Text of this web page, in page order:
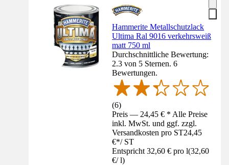
Hammerite Metallschutzlack
Ultima Ral 9016 verkehrsweiß
matt 750 ml
Durchschnittliche Bewertung:
2.3 von 5 Sternen. 6
Bewertungen.
(6)
Preis — 24,45 € * Alle Preise
inkl. MwSt. und ggf. zzgl.
Versandkosten pro ST24,45
€*/ ST
Entspricht 32,60 € pro l(32,60
€/ l)